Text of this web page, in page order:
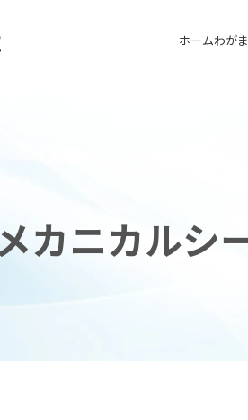
ホームわが
カニカルシ